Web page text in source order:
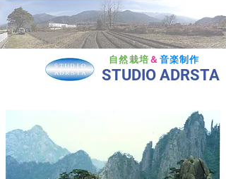
自然栽培 ＆ 音楽制作
STUDIO ADRSTA